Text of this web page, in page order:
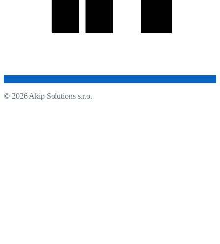
© 2026 Akip Solutions s.r.o.